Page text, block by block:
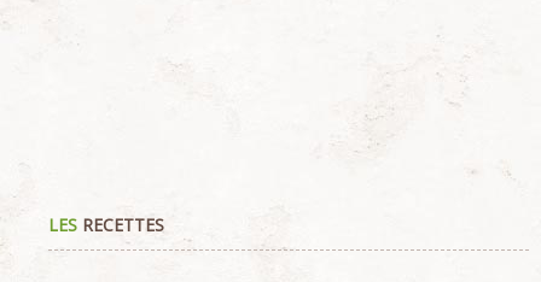
LES RECETTES